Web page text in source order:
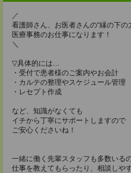
／
看護師さん、お医者さんの“縁の下の
医療事務のお仕事になります！
＼
▽具体的には…
・受付で患者様のご案内やお会計
・カルテの整理やスケジュール管理
・レセプト作成
など、知識がなくても
イチから丁寧にサポートしますので
ご安心くださいね！
一緒に働く先輩スタッフも多数いるの
仕事を教えてもらったり、相談しや